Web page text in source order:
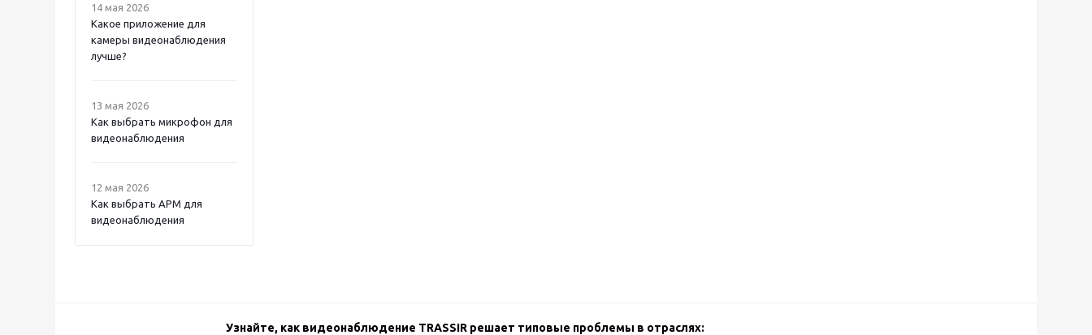
14 мая 2026
Какое приложение для
камеры видеонаблюдения
лучше?
13 мая 2026
Как выбрать микрофон для
видеонаблюдения
12 мая 2026
Как выбрать APM для
видеонаблюдения
Узнайте, как видеонаблюдение TRASSIR решает типовые проблемы в отраслях: